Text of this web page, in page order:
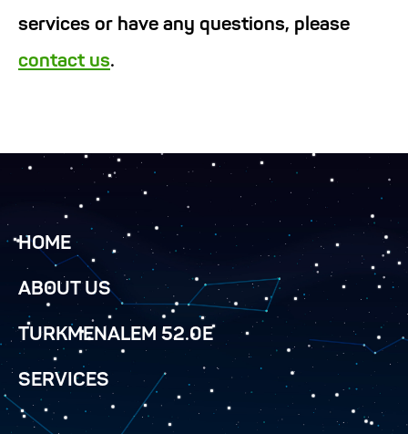
services or have any questions, please
contact us.
HOME
ABOUT US
TURKMENALEM 52.0E
SERVICES